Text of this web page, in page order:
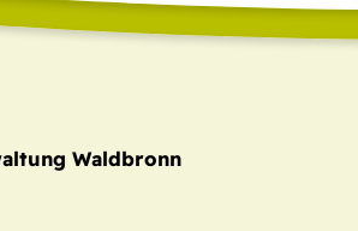
Waldbronn